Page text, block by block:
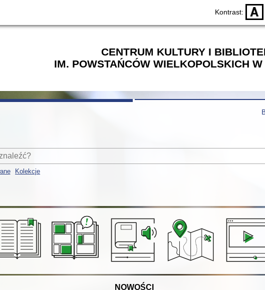
Kontrast: D
CENTRUM KULTURY I
IM. POWSTAŃCÓW WIELKOPOLSKICH
Kolekcje
NOWOŚCI